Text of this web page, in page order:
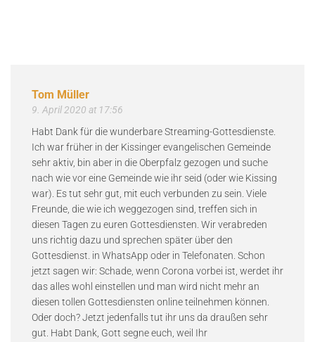
Tom Müller
9. April 2020 at 17:56
Habt Dank für die wunderbare Streaming-Gottesdienste.
Ich war früher in der Kissinger evangelischen Gemeinde
sehr aktiv, bin aber in die Oberpfalz gezogen und suche
nach wie vor eine Gemeinde wie ihr seid (oder wie Kissing
war). Es tut sehr gut, mit euch verbunden zu sein. Viele
Freunde, die wie ich weggezogen sind, treffen sich in
diesen Tagen zu euren Gottesdiensten. Wir verabreden
uns richtig dazu und sprechen später über den
Gottesdienst. in WhatsApp oder in Telefonaten. Schon
jetzt sagen wir: Schade, wenn Corona vorbei ist, werdet ihr
das alles wohl einstellen und man wird nicht mehr an
diesen tollen Gottesdiensten online teilnehmen können.
Oder doch? Jetzt jedenfalls tut ihr uns da draußen sehr
gut. Habt Dank, Gott segne euch, weil Ihr